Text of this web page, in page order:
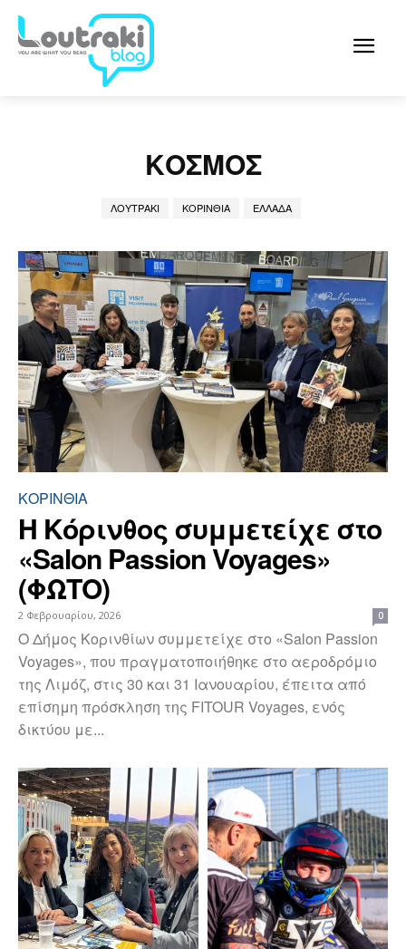
ΚΌΣΜΟΣ
ΛΟΥΤΡΆΚΙ ΚΟΡΙΝΘΊΑ ΕΛΛΆΔΑ
ΚΟΡΙΝΘΊΑ
Η Κόρινθος συμμετείχε στο
«Salon Passion Voyages»
(ΦΩΤΟ)
2 Φεβρουαρίου, 2026 0
Ο Δήμος Κορινθίων συμμετείχε στο «Salon Passion
Voyages», που πραγματοποιήθηκε στο αεροδρόμιο
της Λιμόζ, στις 30 και 31 Ιανουαρίου, έπειτα από
επίσημη πρόσκληση της FITOUR Voyages, ενός
δικτύου με...